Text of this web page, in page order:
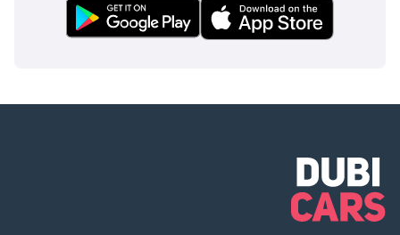
• الضمان: 07.01.31 أو
150,000 كم • القسط
PLATINUM (مشمولة
في قسطك
الشهري) مشمول